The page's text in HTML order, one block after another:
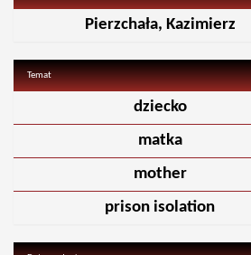
Pierzchała, Kazimierz
Temat
dziecko
matka
mother
prison isolation